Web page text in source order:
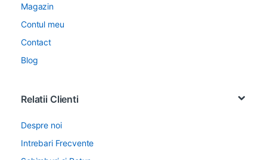
Magazin
Contul meu
Contact
Blog
Relatii Clienti
Despre noi
Intrebari Frecvente